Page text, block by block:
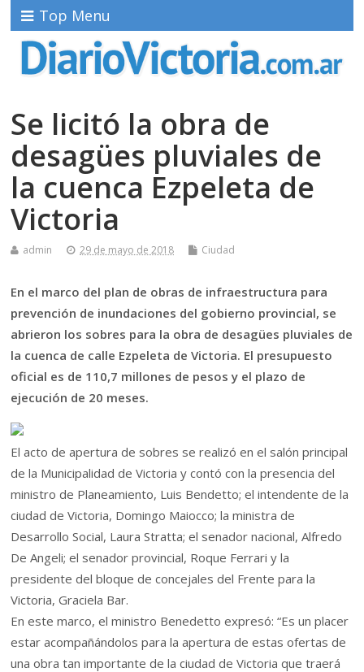
Top Menu
Se licitó la obra de
desagües pluviales de
la cuenca Ezpeleta de
Victoria
admin 29 de mayo de 2018 Ciudad
En el marco del plan de obras de infraestructura para
prevención de inundaciones del gobierno provincial, se
abrieron los sobres para la obra de desagües pluviales de
la cuenca de calle Ezpeleta de Victoria. El presupuesto
oficial es de 110,7 millones de pesos y el plazo de
ejecución de 20 meses.
El acto de apertura de sobres se realizó en el salón principal
de la Municipalidad de Victoria y contó con la presencia del
ministro de Planeamiento, Luis Bendetto; el intendente de la
ciudad de Victoria, Domingo Maiocco; la ministra de
Desarrollo Social, Laura Stratta; el senador nacional, Alfredo
De Angeli; el senador provincial, Roque Ferrari y la
presidente del bloque de concejales del Frente para la
Victoria, Graciela Bar.
En este marco, el ministro Benedetto expresó: “Es un placer
estar acompañándolos para la apertura de estas ofertas de
una obra tan importante de la ciudad de Victoria que traerá